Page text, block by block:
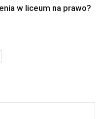
w liceum na prawo?